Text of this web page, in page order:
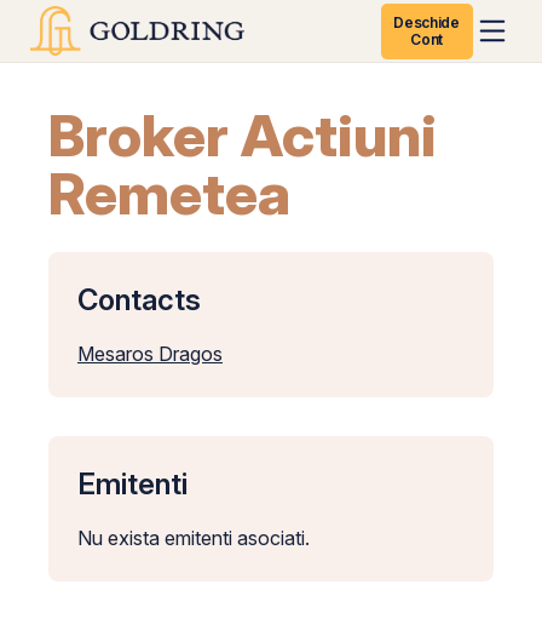
Deschide
Cont
Broker Actiuni
Remetea
Contacts
Mesaros Dragos
Emitenti
Nu exista emitenti asociati.